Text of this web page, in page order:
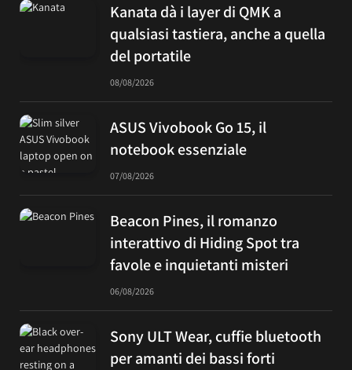
Kanata dà i layer di QMK a
qualsiasi tastiera, anche a quella
del portatile
08/08/2026
ASUS Vivobook Go 15, il
notebook essenziale
07/08/2026
Beacon Pines, il romanzo
interattivo di Hiding Spot tra
favole e inquietanti misteri
06/08/2026
Sony ULT Wear, cuffie bluetooth
per amanti dei bassi forti